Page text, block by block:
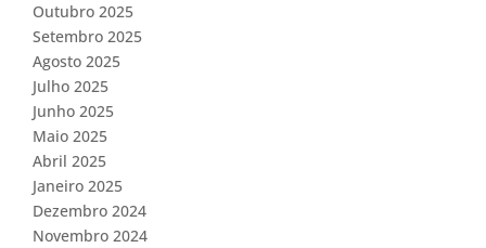
Outubro 2025
Setembro 2025
Agosto 2025
Julho 2025
Junho 2025
Maio 2025
Abril 2025
Janeiro 2025
Dezembro 2024
Novembro 2024